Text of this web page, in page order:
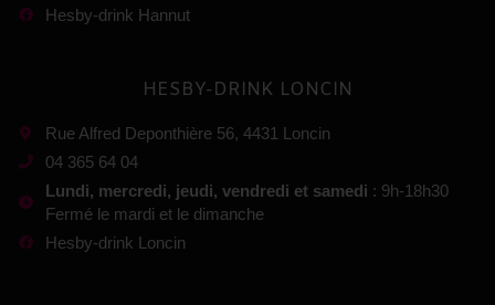
Hesby-drink Hannut
HESBY-DRINK LONCIN
Rue Alfred Deponthière 56, 4431 Loncin
04 365 64 04
Lundi, mercredi, jeudi, vendredi et samedi : 9h-18h30
Fermé le mardi et le dimanche
Hesby-drink Loncin